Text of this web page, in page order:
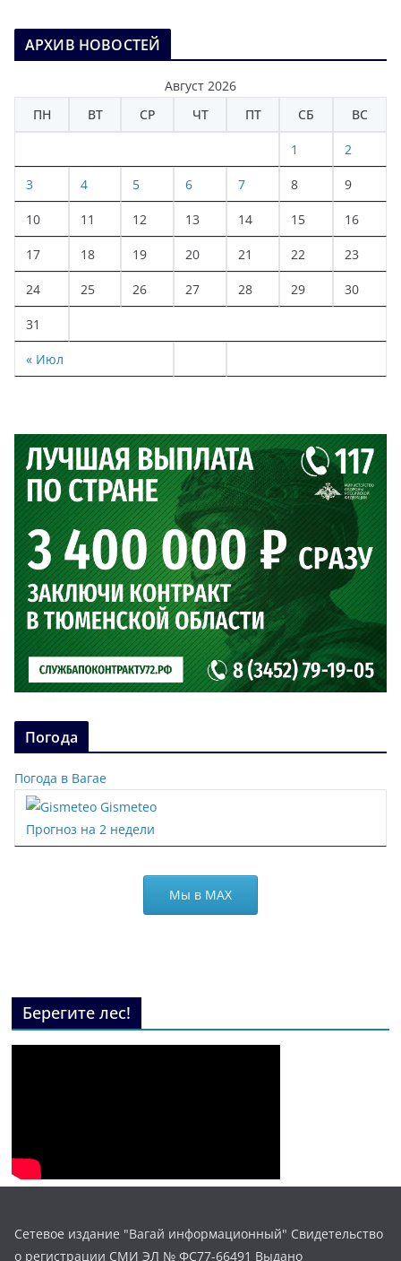
АРХИВ НОВОСТЕЙ
Август 2026
ПН
ВТ СР ЧТ ПТ СБ ВС
« Июл
1 2
3 4 5 6 7 8 9
10 11 12 13 14 15 16
17 18 19 20 21 22 23
24 25 26 27 28 29 30
31
Погода
Погода в Вагае
Gismeteo
Прогноз на 2 недели
Мы в МАХ
Берегите лес!
Сетевое издание "Вагай информационный" Свидетельство
о регистрации СМИ ЭЛ № ФС77-66491 Выдано